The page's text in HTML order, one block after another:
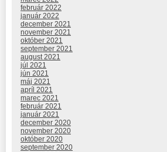
február 2022
január 2022
december 2021
november 2021
október 2021
september 2021
august 2021
júl 2021
jún 2021
máj 2021
apríl 2021
marec 2021
február 2021
január 2021
december 2020
november 2020
október 2020
september 2020